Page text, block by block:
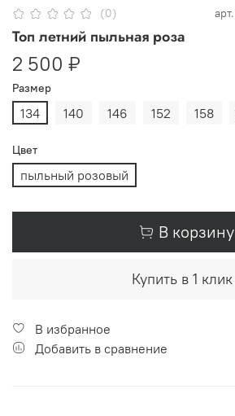
(0) арт.
Топ летний пыльная роза
2 500 ₽
Размер
134 140 146 152 158
Цвет
пыльный розовый
В корзину
Купить в 1 клик
В избранное
Добавить в сравнение